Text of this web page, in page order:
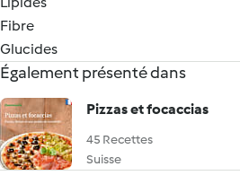
Fibre
Glucides
Également présenté dans
Pizzas et focaccias
45 Recettes
Suisse